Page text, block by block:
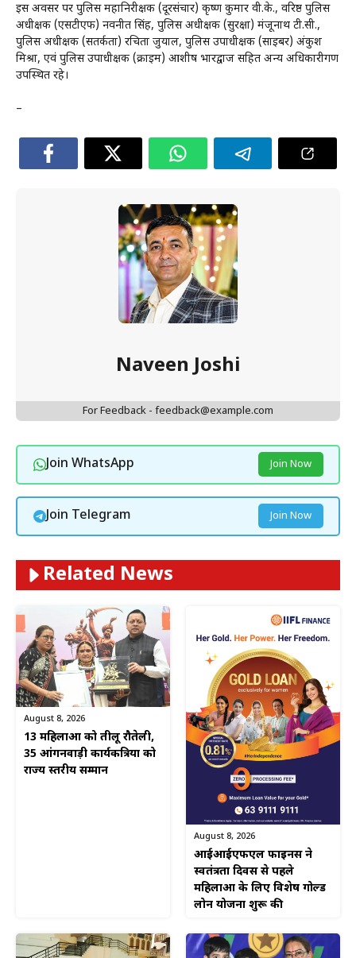
इस अवसर पर पुलिस महानिरीक्षक (दूरसंचार) कृष्ण कुमार वी.के., वरिष्ठ पुलिस
अधीक्षक (एसटीएफ) नवनीत सिंह, पुलिस अधीक्षक (सुरक्षा) मंजूनाथ टी.सी.,
पुलिस अधीक्षक (सतर्कता) रचिता जुयाल, पुलिस उपाधीक्षक (साइबर) अंकुश
मिश्रा, एवं पुलिस उपाधीक्षक (क्राइम) आशीष भारद्वाज सहित अन्य अधिकारीगण
उपस्थित रहे।
–
Naveen Joshi
For Feedback - feedback@example.com
Join WhatsApp Join Now
Join Telegram Join Now
Related News
August 8, 2026
13 महिलाओं को तीलू रौतेली,
35 आंगनवाड़ी कार्यकत्रियों को
राज्य स्तरीय सम्मान
August 8, 2026
आईआईएफएल फाइनेंस ने
स्वतंत्रता दिवस से पहले
महिलाओं के लिए विशेष गोल्ड
लोन योजना शुरू की